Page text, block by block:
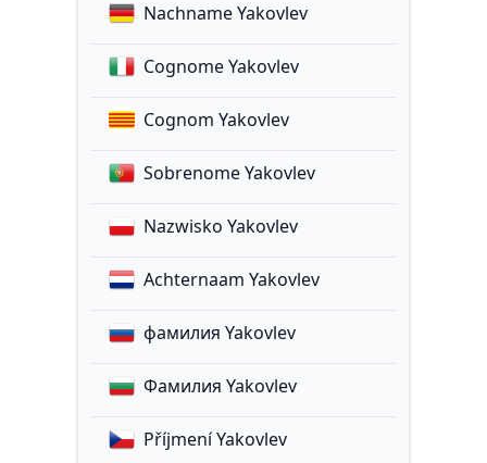
Nachname Yakovlev
Cognome Yakovlev
Cognom Yakovlev
Sobrenome Yakovlev
Nazwisko Yakovlev
Achternaam Yakovlev
фамилия Yakovlev
Фамилия Yakovlev
Příjmení Yakovlev